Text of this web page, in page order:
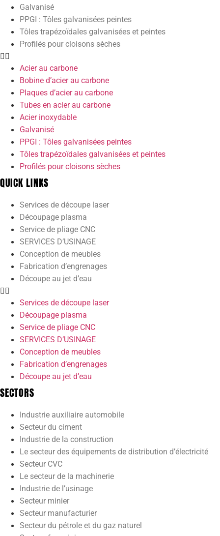
Galvanisé
PPGI : Tôles galvanisées peintes
Tôles trapézoïdales galvanisées et peintes
Profilés pour cloisons sèches
Acier au carbone
Bobine d’acier au carbone
Plaques d’acier au carbone
Tubes en acier au carbone
Acier inoxydable
Galvanisé
PPGI : Tôles galvanisées peintes
Tôles trapézoïdales galvanisées et peintes
Profilés pour cloisons sèches
QUICK LINKS
Services de découpe laser
Découpage plasma
Service de pliage CNC
SERVICES D’USINAGE
Conception de meubles
Fabrication d’engrenages
Découpe au jet d’eau
Services de découpe laser
Découpage plasma
Service de pliage CNC
SERVICES D’USINAGE
Conception de meubles
Fabrication d’engrenages
Découpe au jet d’eau
SECTORS
Industrie auxiliaire automobile
Secteur du ciment
Industrie de la construction
Le secteur des équipements de distribution d’électricité
Secteur CVC
Le secteur de la machinerie
Industrie de l’usinage
Secteur minier
Secteur manufacturier
Secteur du pétrole et du gaz naturel